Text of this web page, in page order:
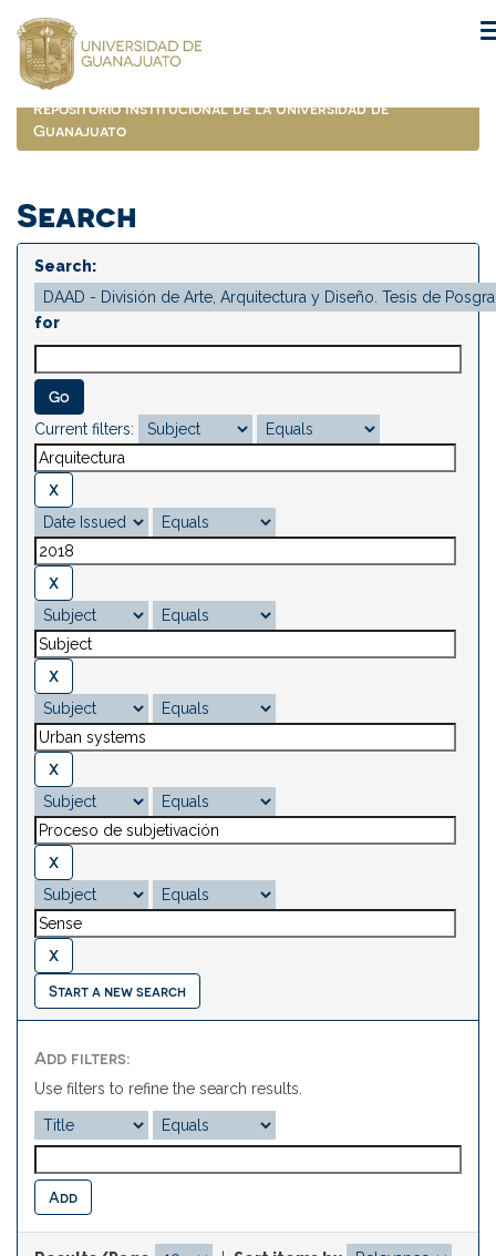
navigation
Repositorio Institucional de la Universidad de
Guanajuato
Search
Search:
for
Current filters:
Start a new search
Add filters:
Use filters to refine the search results.